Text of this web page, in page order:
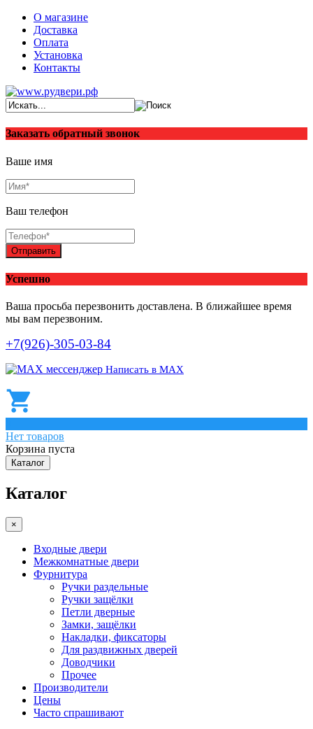
О магазине
Доставка
Оплата
Установка
Контакты
Заказать обратный звонок
Ваше имя
Ваш телефон
Отправить
Успешно
Ваша просьба перезвонить доставлена. В ближайшее время
мы вам перезвоним.
+7(926)-305-03-84
Написать в МАХ
Нет товаров
Корзина пуста
Каталог
Каталог
×
Входные двери
Межкомнатные двери
Фурнитура
Ручки раздельные
Ручки защёлки
Петли дверные
Замки, защёлки
Накладки, фиксаторы
Для раздвижных дверей
Доводчики
Прочее
Производители
Цены
Часто спрашивают